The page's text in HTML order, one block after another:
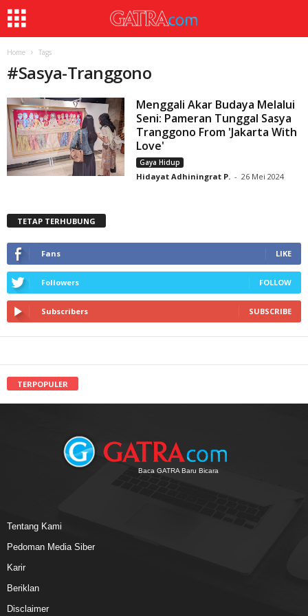
Home Tags
#Sasya-Tranggono
Menggali Akar Budaya Melalui
Seni: Pameran Tunggal Sasya
Tranggono From 'Jakarta With
Love'
Gaya Hidup
Hidayat Adhiningrat P. - 26 Mei 2024
TETAP TERHUBUNG
Fans LIKE
Followers FOLLOW
Subscribers SUBSCRIBE
TERPOPULER
Baca GATRA Baru Bicara
Tentang Kami
Pedoman Media Siber
Karir
Beriklan
Disclaimer